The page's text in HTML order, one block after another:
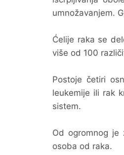
umnožavanjem.
Ćelije raka se
više od 100
Postoje četiri
leukemije ili rak
sistem.
Od ogromnog
osoba od raka.